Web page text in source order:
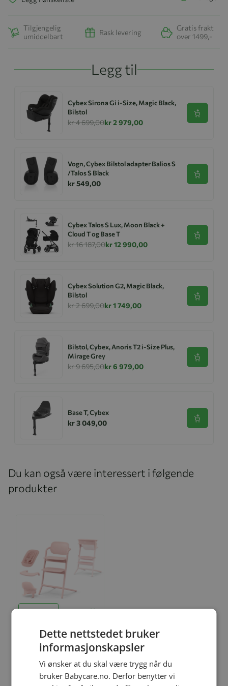
Tilgjengelig
umiddelbart
Rask levering
Gratis frakt
over 1499,-
Legg til
Cybex Sirona Gi i-Size, Magic Black,
Bilstol
kr 4 699,00kr 2 979,00
Se
Vogn, Cybex Bilstol adapter Balios S
/Talos S Black
kr 549,00
Se
Cybex Talos S Lux, Moon Black +
Cloud T og Base T
kr 16 187,00kr 12 990,00
Se
Cybex Solution G2, Magic Black,
Bilstol
kr 2 699,00kr 1 749,00
Se
Bilstol, Cybex, Anoris T2 i-Size Plus,
Mirage Grey
kr 9 695,00kr 6 979,00
Se
Base T, Cybex
kr 3 049,00 Se
Du kan også være interessert i følgende
produkter
Spisestol, Cybex, Lemo 4-
in-1, Pearl Pink, Inkl
Læringstårnsett
kr 4 995,00
Dette nettstedet bruker
informasjonskapsler
Vi ønsker at du skal være trygg når du
bruker Babycare.no. Derfor benytter vi